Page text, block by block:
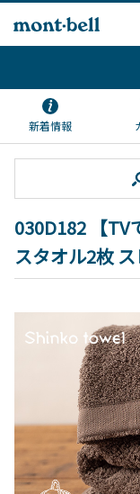
新着情報
030D182 【TV
スタオル2枚